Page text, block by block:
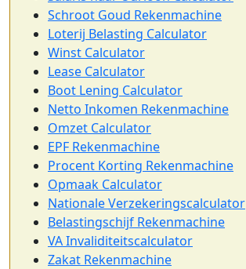
Schroot Goud Rekenmachine
Loterij Belasting Calculator
Winst Calculator
Lease Calculator
Boot Lening Calculator
Netto Inkomen Rekenmachine
Omzet Calculator
EPF Rekenmachine
Procent Korting Rekenmachine
Opmaak Calculator
Nationale Verzekeringscalculator
Belastingschijf Rekenmachine
VA Invaliditeitscalculator
Zakat Rekenmachine